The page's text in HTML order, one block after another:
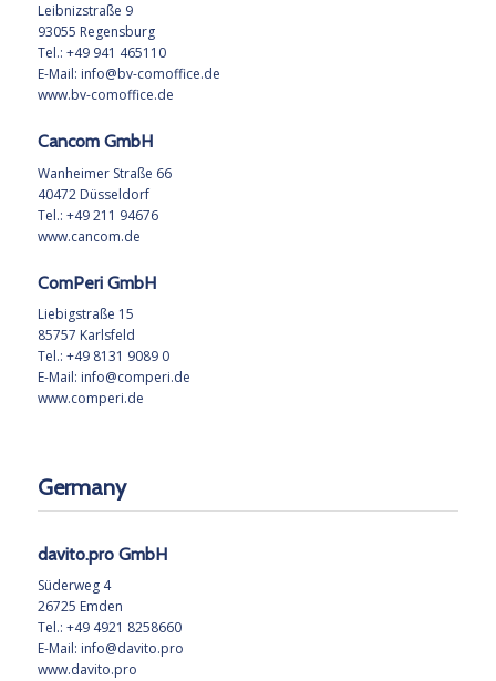
Leibnizstraße 9
93055 Regensburg
Tel.: +49 941 465110
E-Mail: info@bv-comoffice.de
www.bv-comoffice.de
Cancom GmbH
Wanheimer Straße 66
40472 Düsseldorf
Tel.: +49 211 94676
www.cancom.de
ComPeri GmbH
Liebigstraße 15
85757 Karlsfeld
Tel.: +49 8131 9089 0
E-Mail: info@comperi.de
www.comperi.de
Germany
davito.pro GmbH
Süderweg 4
26725 Emden
Tel.: +49 4921 8258660
E-Mail: info@davito.pro
www.davito.pro